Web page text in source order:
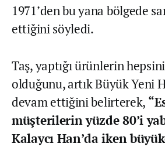
1971’den bu yana bölgede
ettiğini söyledi.
Taş, yaptığı ürünlerin
olduğunu, artık Büyük Yeni
devam ettiğini belirterek,
müşterilerin yüzde 80’i
Kalaycı Han’da iken